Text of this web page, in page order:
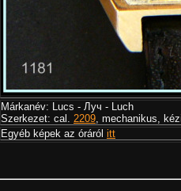
Márkanév: Lucs - Луч - Luch
Szerkezet: cal. 2209, mechanikus,
Egyéb képek az óráról itt